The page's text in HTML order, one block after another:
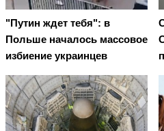
"Путин ждет тебя": в
Польше началось массовое
избиение украинцев